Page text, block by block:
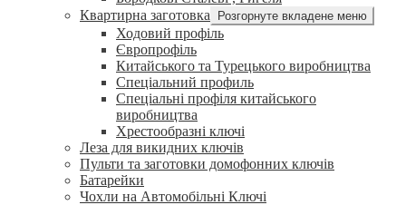
Квартирна заготовка
Розгорнуте вкладене меню
Ходовий профіль
Європрофіль
Китайського та Турецького виробництва
Спеціальний профиль
Спеціальні профіля китайського
виробництва
Хрестообразні ключі
Леза для викидних ключів
Пульти та заготовки домофонних ключів
Батарейки
Чохли на Автомобільні Ключі